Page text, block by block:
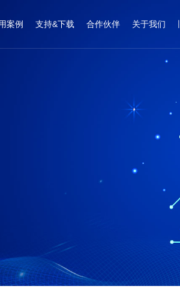
案例 支持&下载 合作伙伴 关于我们